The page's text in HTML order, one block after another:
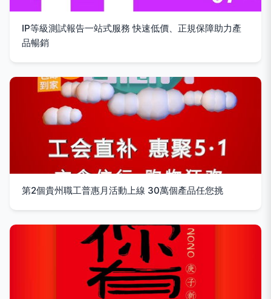
IP等級測試報告一站式服務 快速低價、正規保障助力產
品暢銷
第2個貴州職工普惠月活動上線 30萬個產品任您挑